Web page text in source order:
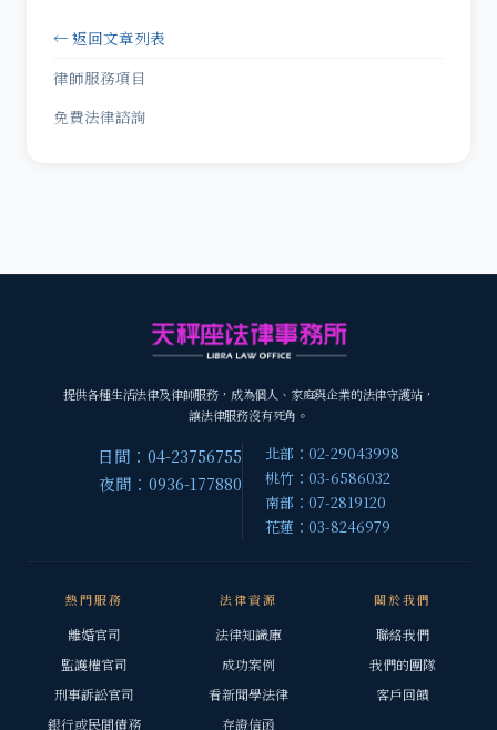
← 返回文章列表
律師服務項目
免費法律諮詢
提供各種生活法律及律師服務，成為個人、家庭與企業的法律守護站，
讓法律服務沒有死角。
日間：04-23756755
夜間：0936-177880
北部：02-29043998
桃竹：03-6586032
南部：07-2819120
花蓮：03-8246979
熱門服務
離婚官司
監護權官司
刑事訴訟官司
銀行或民間債務
法律資源
法律知識庫
成功案例
看新聞學法律
存證信函
關於我們
聯絡我們
我們的團隊
客戶回饋